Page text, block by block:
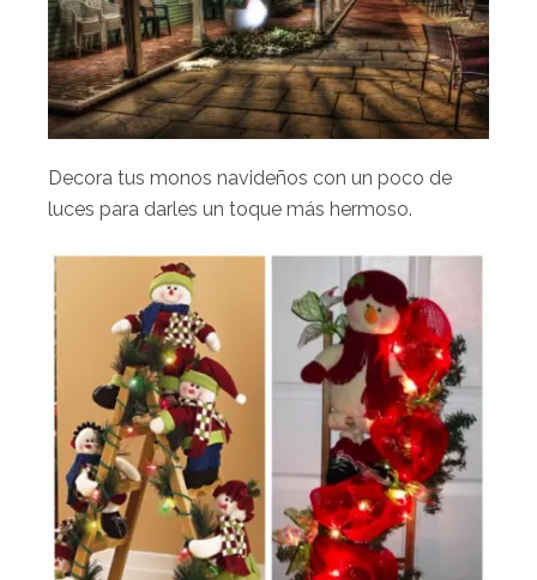
Decora tus monos navideños con un poco de
luces para darles un toque más hermoso.